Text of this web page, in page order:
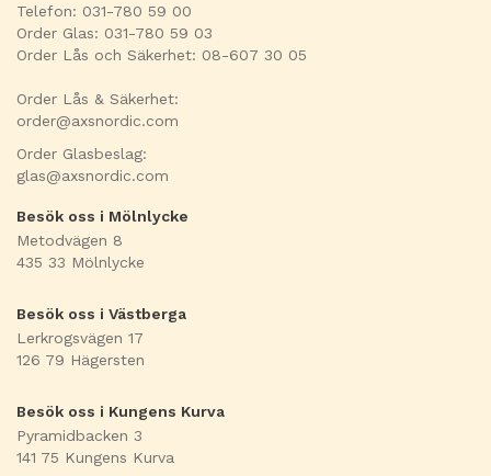
Telefon: 031-780 59 00
Order Glas: 031-780 59 03
Order Lås och Säkerhet: 08-607 30 05
Order Lås & Säkerhet:
order@axsnordic.com
Order Glasbeslag:
glas@axsnordic.com
Besök oss i Mölnlycke
Metodvägen 8
435 33 Mölnlycke
Besök oss i Västberga
Lerkrogsvägen 17
126 79 Hägersten
Besök oss i Kungens Kurva
Pyramidbacken 3
141 75 Kungens Kurva